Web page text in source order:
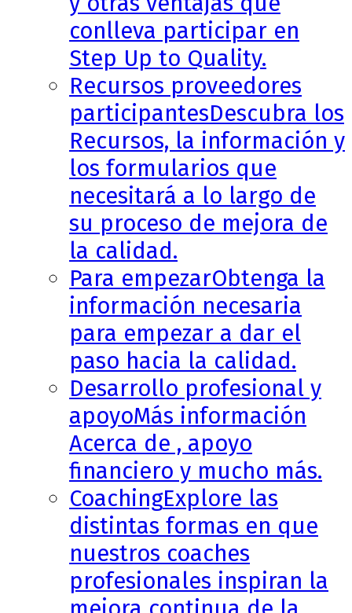
conlleva participar en
Step Up to Quality.
Recursos proveedores
participantesDescubra los
Recursos, la información y
los formularios que
necesitará a lo largo de
su proceso de mejora de
la calidad.
Para empezarObtenga la
información necesaria
para empezar a dar el
paso hacia la calidad.
Desarrollo profesional y
apoyoMás información
Acerca de , apoyo
financiero y mucho más.
CoachingExplore las
distintas formas en que
nuestros coaches
profesionales inspiran la